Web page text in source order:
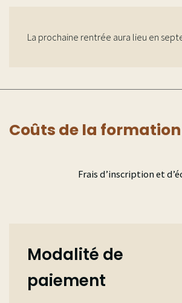
La prochaine rentrée aura lieu en
Coûts de la formation
Frais d’inscription et
Modalité de
paiement